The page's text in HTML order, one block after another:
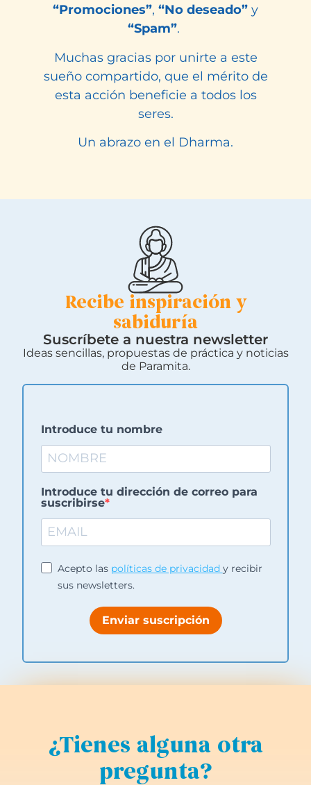
“Promociones”, “No deseado” y
“Spam”.
Muchas gracias por unirte a este
sueño compartido, que el mérito de
esta acción beneficie a todos los
seres.
Un abrazo en el Dharma.
Recibe inspiración y
sabiduría
Suscríbete a nuestra newsletter
Ideas sencillas, propuestas de práctica y noticias
de Paramita.
Introduce tu nombre
Introduce tu dirección de correo para
suscribirse
Acepto las políticas de privacidad y recibir
sus newsletters.
Enviar suscripción
¿Tienes alguna otra
pregunta?